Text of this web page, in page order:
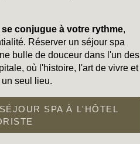
se conjugue à votre rythme,
Réserver un séjour spa
bulle de douceur dans l'un des
où l'histoire, l'art de vivre et
seul lieu.
SPA À L'HÔTEL